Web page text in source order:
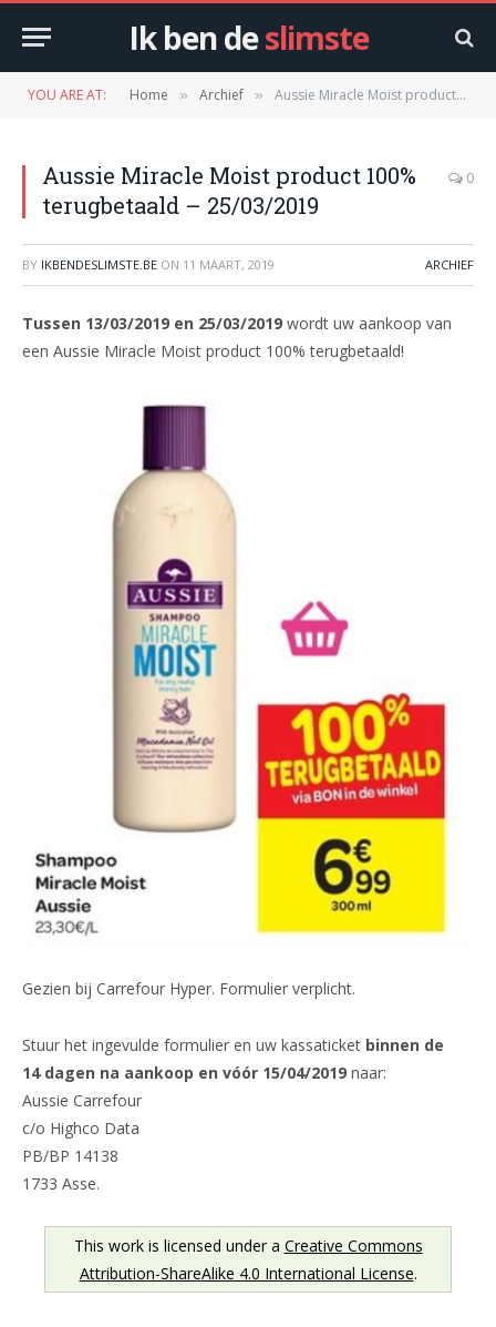
Ik ben deslimste
YOU ARE AT: Home » Archief » Aussie Miracle Moist product 100% terugbetaald – 25/03/2019
Aussie Miracle Moist product 100%
terugbetaald – 25/03/2019
0
BY IKBENDESLIMSTE.BE ON 11 MAART, 2019 ARCHIEF
Tussen 13/03/2019 en 25/03/2019 wordt uw aankoop van
een Aussie Miracle Moist product 100% terugbetaald!
Gezien bij Carrefour Hyper. Formulier verplicht.
Stuur het ingevulde formulier en uw kassaticket binnen de
14 dagen na aankoop en vóór 15/04/2019 naar:
Aussie Carrefour
c/o Highco Data
PB/BP 14138
1733 Asse.
This work is licensed under a Creative Commons
Attribution-ShareAlike 4.0 International License.